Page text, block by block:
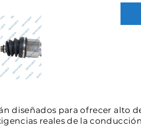
diseñados para ofrecer alto
reales de la